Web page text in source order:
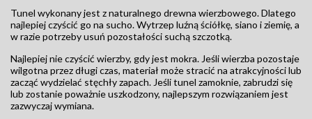
Tunel wykonany jest z naturalnego drewna wierzbowego. Dlatego
najlepiej czyścić go na sucho. Wytrzep luźną ściółkę, siano i ziemię, a
w razie potrzeby usuń pozostałości suchą szczotką.
Najlepiej nie czyścić wierzby, gdy jest mokra. Jeśli wierzba pozostaje
wilgotna przez długi czas, materiał może stracić na atrakcyjności lub
zacząć wydzielać stęchły zapach. Jeśli tunel zamoknie, zabrudzi się
lub zostanie poważnie uszkodzony, najlepszym rozwiązaniem jest
zazwyczaj wymiana.